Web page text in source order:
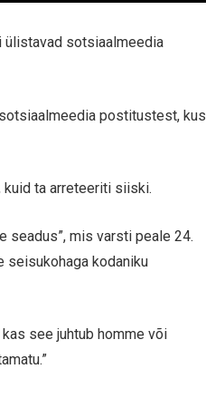
ülistavad sotsiaalmeedia
postitustest, kus
kuid ta arreteeriti siiski.
seadus”, mis varsti peale 24.
seisukohaga kodaniku
see juhtub homme või